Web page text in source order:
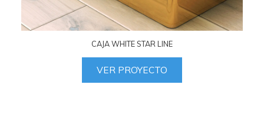
CAJA WHITE STAR LINE
VER PROYECTO